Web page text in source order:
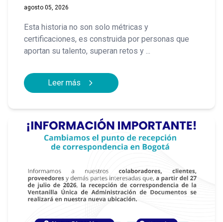
agosto 05, 2026
Esta historia no son solo métricas y
certificaciones, es construida por personas que
aportan su talento, superan retos y ...
Leer más